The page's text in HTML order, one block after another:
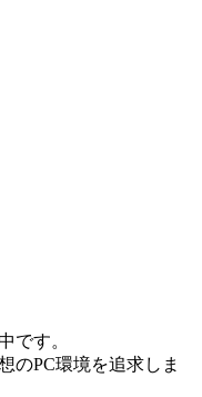
です。
のPC環境を追求しま